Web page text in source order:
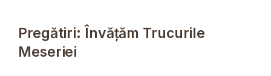
Pregătiri: Învățăm Trucurile
Meseriei